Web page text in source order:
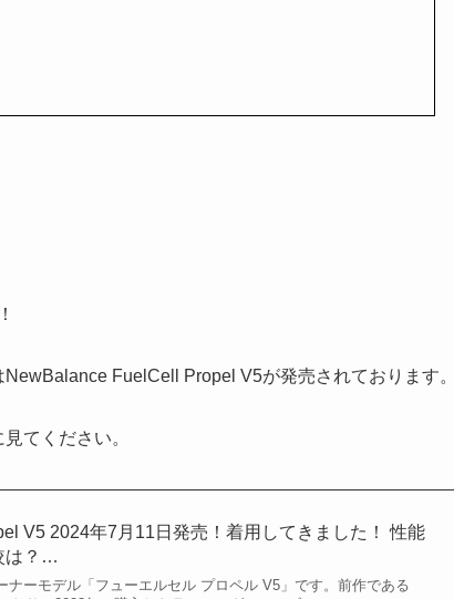
FuelCell Propel V5が発売されております。
てください。
V5 2024年7月11日発売！着用してきました！ 性能
は？…
ナーモデル「フューエルセル プロペル V5」です。前作である